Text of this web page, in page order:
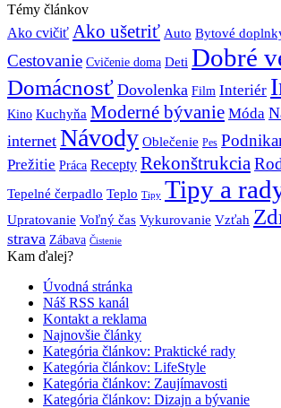
Témy článkov
Ako cvičiť Ako ušetriť Auto Bytové
Cestovanie Cvičenie doma Deti Dobré
Domácnosť Dovolenka Film Interiér
Kino Kuchyňa Moderné bývanie Móda
internet Návody Oblečenie Pes
Prežitie Práca Recepty Rekonštrukcia
Tepelné čerpadlo Teplo Tipy Tipy a
Upratovanie Voľný čas Vykurovanie Vzťah
strava Zábava Čistenie
Kam ďalej?
Úvodná stránka
Náš RSS kanál
Kontakt a reklama
Najnovšie články
Kategória článkov: Praktické rady
Kategória článkov: LifeStyle
Kategória článkov: Zaujímavosti
Kategória článkov: Dizajn a bývanie